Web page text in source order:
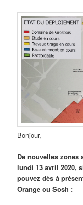
Bonjour,
De nouvelles
lundi 13 avril 2020,
pouvez dès à
Orange ou Sosh :